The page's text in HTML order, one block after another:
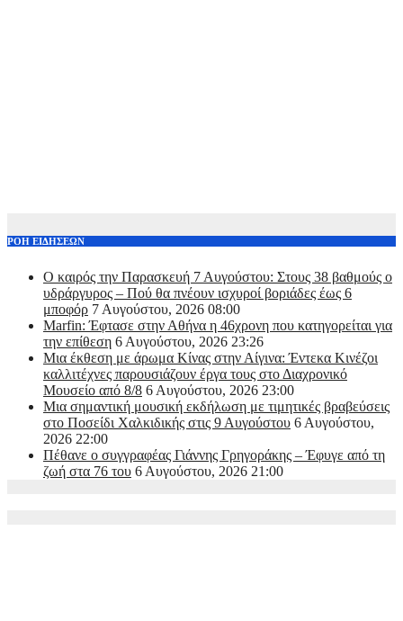
ΡΟΗ ΕΙΔΗΣΕΩΝ
Ο καιρός την Παρασκευή 7 Αυγούστου: Στους 38 βαθμούς ο
υδράργυρος – Πού θα πνέουν ισχυροί βοριάδες έως 6
μποφόρ 7 Αυγούστου, 2026 08:00
Marfin: Έφτασε στην Αθήνα η 46χρονη που κατηγορείται για
την επίθεση 6 Αυγούστου, 2026 23:26
Μια έκθεση με άρωμα Κίνας στην Αίγινα: Έντεκα Κινέζοι
καλλιτέχνες παρουσιάζουν έργα τους στο Διαχρονικό
Μουσείο από 8/8 6 Αυγούστου, 2026 23:00
Μια σημαντική μουσική εκδήλωση με τιμητικές βραβεύσεις
στο Ποσείδι Χαλκιδικής στις 9 Αυγούστου 6 Αυγούστου,
2026 22:00
Πέθανε ο συγγραφέας Γιάννης Γρηγοράκης – Έφυγε από τη
ζωή στα 76 του 6 Αυγούστου, 2026 21:00